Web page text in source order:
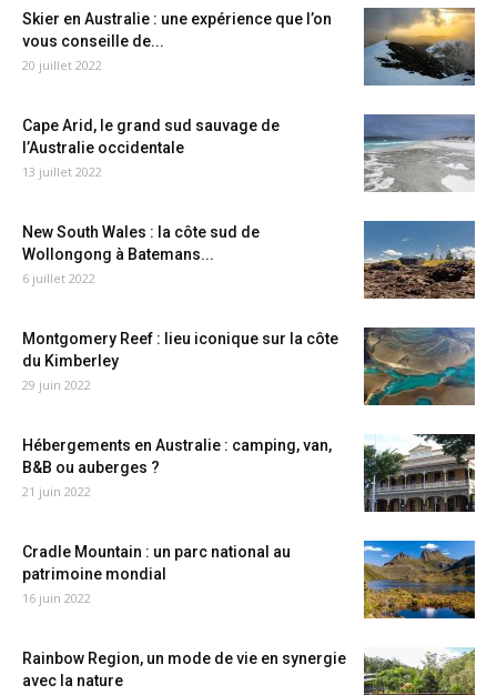
Skier en Australie : une expérience que l’on
vous conseille de...
20 juillet 2022
Cape Arid, le grand sud sauvage de
l’Australie occidentale
13 juillet 2022
New South Wales : la côte sud de
Wollongong à Batemans...
6 juillet 2022
Montgomery Reef : lieu iconique sur la côte
du Kimberley
29 juin 2022
Hébergements en Australie : camping, van,
B&B ou auberges ?
21 juin 2022
Cradle Mountain : un parc national au
patrimoine mondial
16 juin 2022
Rainbow Region, un mode de vie en synergie
avec la nature